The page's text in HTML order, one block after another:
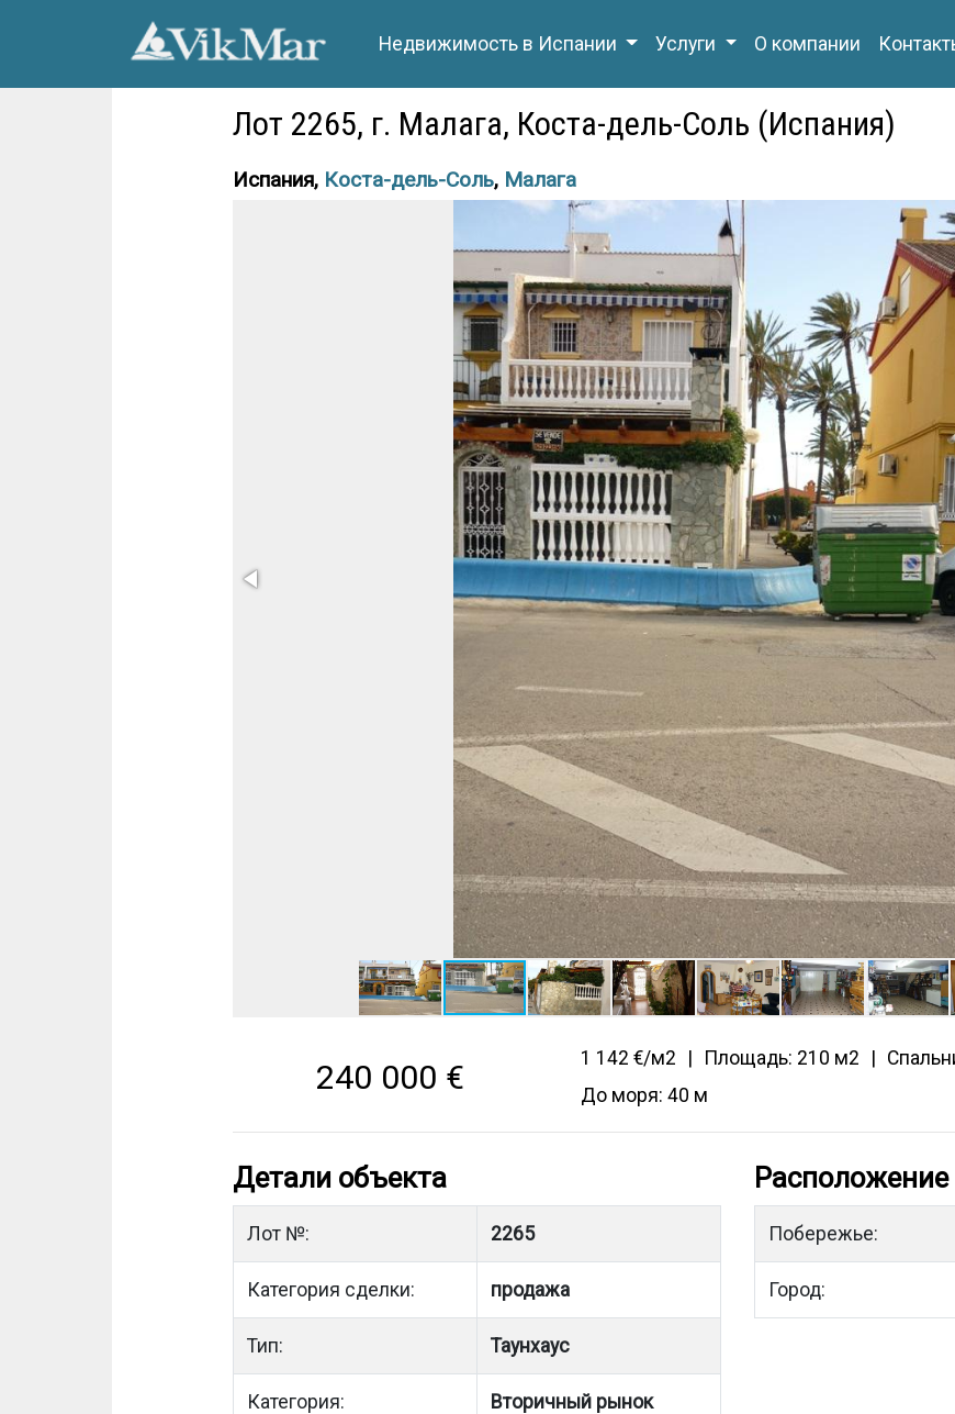
Недвижимость в Испании Услуги О компании
Лот 2265, г. Малага, Коста-дель-Соль (Испания)
Испания, Коста-дель-Соль, Малага
240 000 € 1 142 €/м2 Площадь: 210 м2
До моря: 40 м
Детали объекта
Лот №: 2265
Категория сделки: продажа
Тип: Таунхаус
Категория: Вторичный рынок
Расположение
Побережье:
Город: